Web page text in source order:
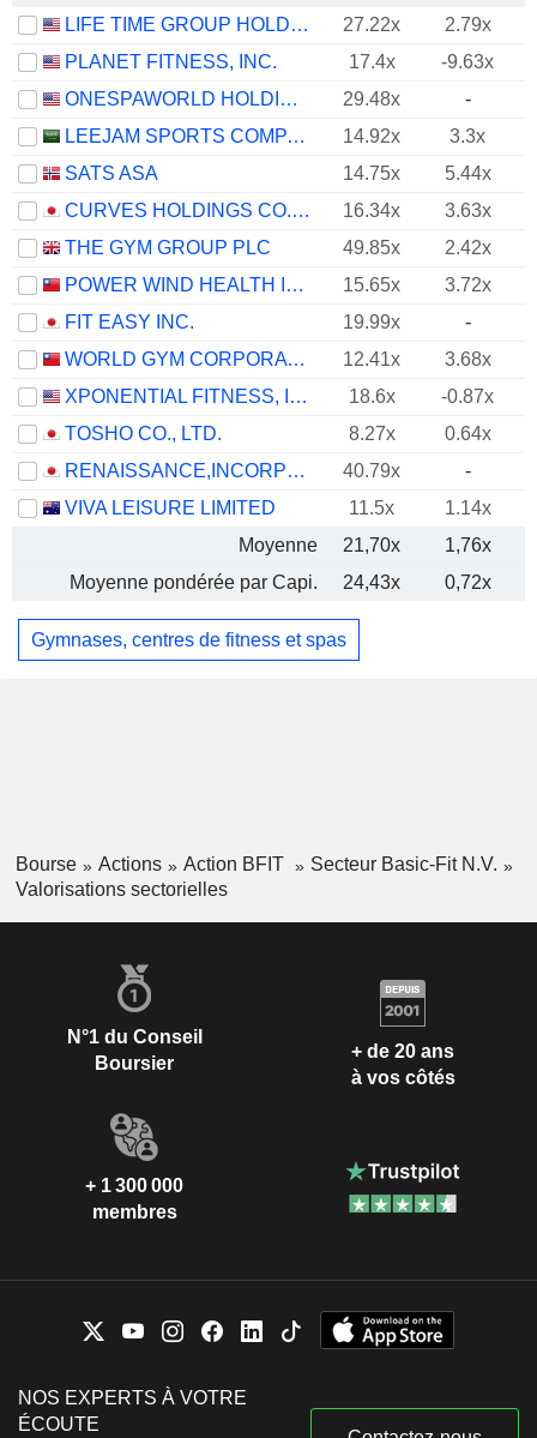
LIFE TIME GROUP HOLDINGS, INC.
27.22x
2.79x
PLANET FITNESS, INC.
17.4x
-9.63x
ONESPAWORLD HOLDINGS LIMITED
29.48x
-
LEEJAM SPORTS COMPANY
14.92x
3.3x
SATS ASA
14.75x
5.44x
CURVES HOLDINGS CO., LTD.
16.34x
3.63x
THE GYM GROUP PLC
49.85x 2.42x
POWER WIND HEALTH INDUSTRY INCORPORATED
15.65x
3.72x
FIT EASY INC.
19.99x
-
WORLD GYM CORPORATION
12.41x
3.68x
XPONENTIAL FITNESS, INC.
18.6x
-0.87x
TOSHO CO., LTD.
8.27x
0.64x
RENAISSANCE,INCORPORATED
40.79x
-
VIVA LEISURE LIMITED
11.5x
1.14x
Moyenne
21,70x
1,76x
Moyenne pondérée par Capi.
24,43x 0,72x
Gymnases, centres de fitness et spas
Bourse Actions Action BFIT
Secteur Basic-Fit N.V.
Valorisations sectorielles
N°1 du Conseil
Boursier
+ de 20 ans
à vos côtés
+ 1 300 000
membres
NOS EXPERTS À VOTRE
ÉCOUTE